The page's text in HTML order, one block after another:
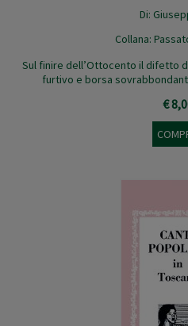
Di:
Collana:
Sul finire dell’Ottocento il difetto
furtivo e borsa
€